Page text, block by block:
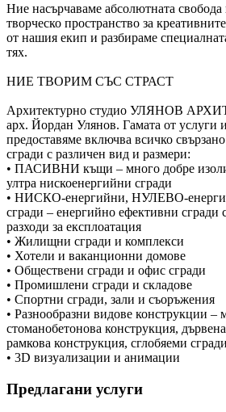
Ние насърчаваме абсолютната свобода
творческо пространство за
от нашия екип и разбираме
тях.
НИЕ ТВОРИМ СЪС СТРАСТ
Архитектурно студио УЛЯНОВ
арх. Йордан Улянов. Гамата от услуги
предоставяме включва всичко
сгради с различен вид и размери:
• ПАСИВНИ къщи – много добре
ултра нискоенергийни сгради
• НИСКО-енергийни, НУЛЕВО-
сгради – енергийно ефективни сгради
разходи за експлоатация
• Жилищни сгради и комплекси
• Хотели и ваканционни домове
• Обществени сгради и офис сгради
• Промишлени сгради и складове
• Спортни сгради, зали и съоръжения
• Разнообразни видове конструкции –
стоманобетонова конструкция,
рамкова конструкция, сглобяеми сгради
• 3D визуализации и анимации
Предлагани услуги